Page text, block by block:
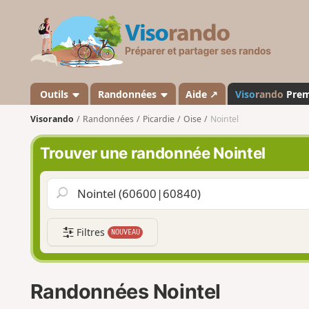
s
a
n
o
Outils Randonnées Aide ↗ Visorando
Visorando Randonnées Picardie Oise Nointel
Trouver une randonnée Nointel
Filtres NOUVEAU
Randonnées Nointel